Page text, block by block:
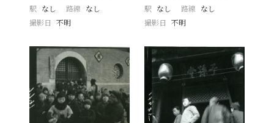
駅 なし 路線 なし
撮影日
不明
駅 なし 路線 なし
撮影日 不明